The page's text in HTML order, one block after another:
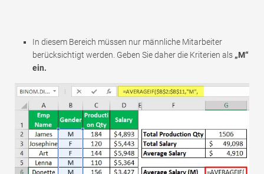
In diesem Bereich müssen nur männliche Mitarbeiter
berücksichtigt werden. Geben Sie daher die Kriterien als „M“
ein.